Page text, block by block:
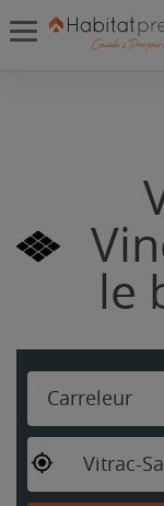
le
Carreleur
Vitrac-